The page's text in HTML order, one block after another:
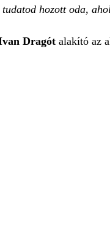
hozott oda,
Dragót alakító az